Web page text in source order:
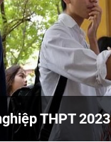
THPT 2023